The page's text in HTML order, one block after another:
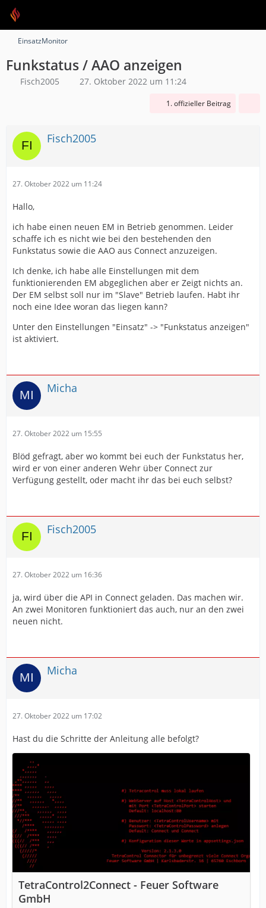
EinsatzMonitor
Funkstatus / AAO anzeigen
Fisch2005 27. Oktober 2022 um 11:24
1. offizieller Beitrag
Fisch2005
27. Oktober 2022 um 11:24
Hallo,
ich habe einen neuen EM in Betrieb genommen. Leider
schaffe ich es nicht wie bei den bestehenden den
Funkstatus sowie die AAO aus Connect anzuzeigen.
Ich denke, ich habe alle Einstellungen mit dem
funktionierenden EM abgeglichen aber er Zeigt nichts an.
Der EM selbst soll nur im "Slave" Betrieb laufen. Habt ihr
noch eine Idee woran das liegen kann?
Unter den Einstellungen "Einsatz" -> "Funkstatus anzeigen"
ist aktiviert.
Micha
27. Oktober 2022 um 15:55
Blöd gefragt, aber wo kommt bei euch der Funkstatus her,
wird er von einer anderen Wehr über Connect zur
Verfügung gestellt, oder macht ihr das bei euch selbst?
Fisch2005
27. Oktober 2022 um 16:36
ja, wird über die API in Connect geladen. Das machen wir.
An zwei Monitoren funktioniert das auch, nur an den zwei
neuen nicht.
Micha
27. Oktober 2022 um 17:02
Hast du die Schritte der Anleitung alle befolgt?
TetraControl2Connect - Feuer Software
GmbH